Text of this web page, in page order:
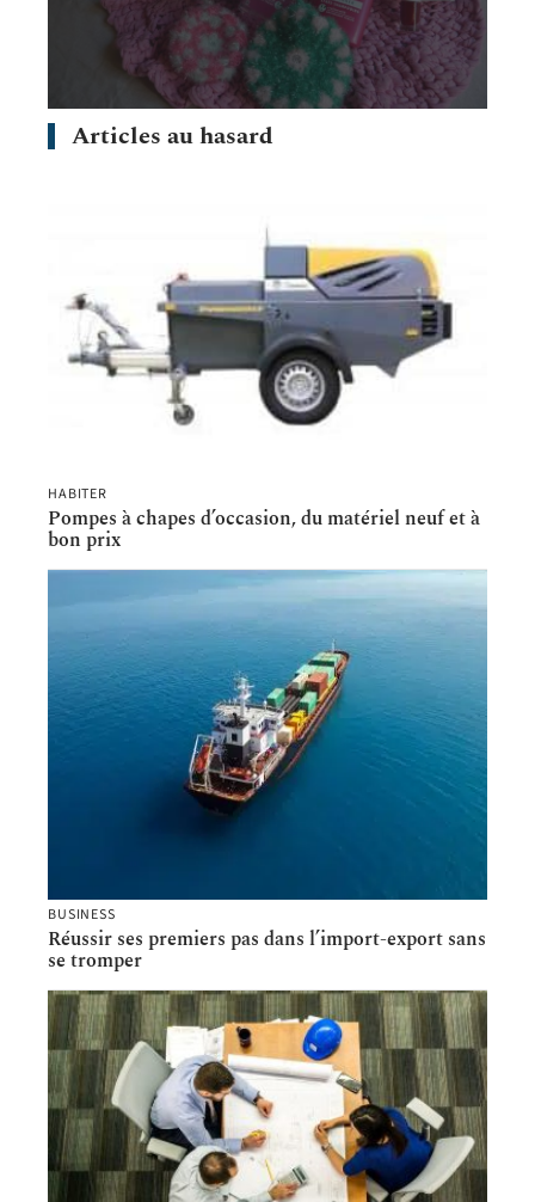
Articles au hasard
HABITER
Pompes à chapes d’occasion, du matériel neuf et à
bon prix
BUSINESS
Réussir ses premiers pas dans l’import-export sans
se tromper